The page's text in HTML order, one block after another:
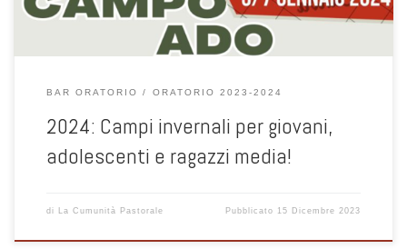
BAR ORATORIO ORATORIO 2023-2024
2024: Campi invernali per giovani,
adolescenti e ragazzi media!
di La Cumunità Pastorale Pubblicato 15 Dicembre 2023